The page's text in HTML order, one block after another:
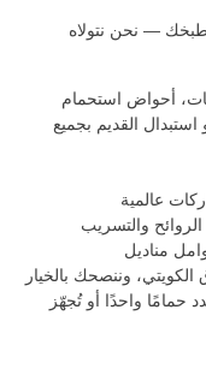
— نحن نتولاه
أحواض استحمام
القديم بجميع
عالمية
والتسريب
مناديل
وننصحك بالخيار
حمامًا واحدًا أو تُجهّز